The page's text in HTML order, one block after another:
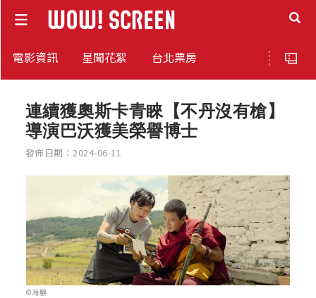
電影資訊 星聞花絮 台北票房
連續獲奧斯卡青睞【不丹沒有槍】
導演巴沃獲美榮譽博士
發佈日期：2024-06-11
©海鵬